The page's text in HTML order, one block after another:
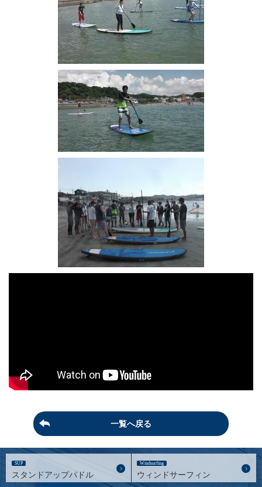
一覧へ戻る
SUP
スタンドアップパドル
Windsurfing
ウィンドサーフィン